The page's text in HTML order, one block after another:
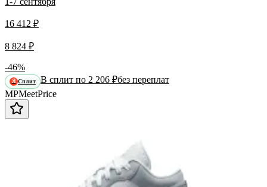
16 412 ₽
8 824 ₽
-46%
Я Сплит В сплит по 2 206 ₽без переплат
MPMeetPrice